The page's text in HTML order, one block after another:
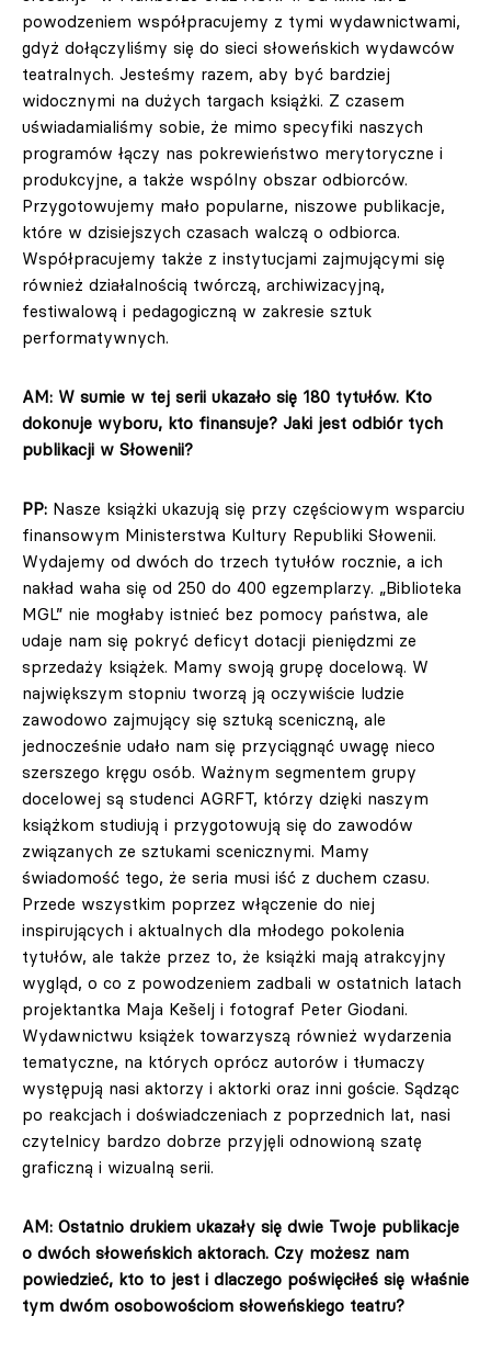
powodzeniem współpracujemy z tymi wydawnictwami,
gdyż dołączyliśmy się do sieci słoweńskich wydawców
teatralnych. Jesteśmy razem, aby być bardziej
widocznymi na dużych targach książki. Z czasem
uświadamialiśmy sobie, że mimo specyfiki naszych
programów łączy nas pokrewieństwo merytoryczne i
produkcyjne, a także wspólny obszar odbiorców.
Przygotowujemy mało popularne, niszowe publikacje,
które w dzisiejszych czasach walczą o odbiorca.
Współpracujemy także z instytucjami zajmującymi się
również działalnością twórczą, archiwizacyjną,
festiwalową i pedagogiczną w zakresie sztuk
performatywnych.
AM: W sumie w tej serii ukazało się 180 tytułów. Kto
dokonuje wyboru, kto finansuje? Jaki jest odbiór tych
publikacji w Słowenii?
PP: Nasze książki ukazują się przy częściowym wsparciu
finansowym Ministerstwa Kultury Republiki Słowenii.
Wydajemy od dwóch do trzech tytułów rocznie, a ich
nakład waha się od 250 do 400 egzemplarzy. „Biblioteka
MGL” nie mogłaby istnieć bez pomocy państwa, ale
udaje nam się pokryć deficyt dotacji pieniędzmi ze
sprzedaży książek. Mamy swoją grupę docelową. W
największym stopniu tworzą ją oczywiście ludzie
zawodowo zajmujący się sztuką sceniczną, ale
jednocześnie udało nam się przyciągnąć uwagę nieco
szerszego kręgu osób. Ważnym segmentem grupy
docelowej są studenci AGRFT, którzy dzięki naszym
książkom studiują i przygotowują się do zawodów
związanych ze sztukami scenicznymi. Mamy
świadomość tego, że seria musi iść z duchem czasu.
Przede wszystkim poprzez włączenie do niej
inspirujących i aktualnych dla młodego pokolenia
tytułów, ale także przez to, że książki mają atrakcyjny
wygląd, o co z powodzeniem zadbali w ostatnich latach
projektantka Maja Kešelj i fotograf Peter Giodani.
Wydawnictwu książek towarzyszą również wydarzenia
tematyczne, na których oprócz autorów i tłumaczy
występują nasi aktorzy i aktorki oraz inni goście. Sądząc
po reakcjach i doświadczeniach z poprzednich lat, nasi
czytelnicy bardzo dobrze przyjęli odnowioną szatę
graficzną i wizualną serii.
AM: Ostatnio drukiem ukazały się dwie Twoje publikacje
o dwóch słoweńskich aktorach. Czy możesz nam
powiedzieć, kto to jest i dlaczego poświęciłeś się właśnie
tym dwóm osobowościom słoweńskiego teatru?